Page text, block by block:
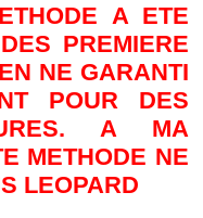
A ETE
PRE­MIERE
NE GA­RANTI
POUR DES
A MA
ME­THODE NE
LEO­PARD